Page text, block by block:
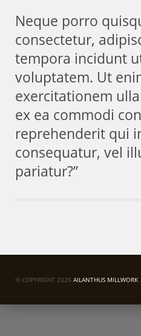
Neque porro
consectetur,
tempora incidunt
voluptatem. Ut
exercitationem
ex ea commodi
reprehenderit qui
consequatur, vel
pariatur?”
© COPYRIGHT 2026 AILANTHUS MILLWORK